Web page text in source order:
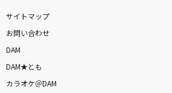
サイトマップ
お問い合わせ
DAM
DAM★とも
カラオケ＠DAM